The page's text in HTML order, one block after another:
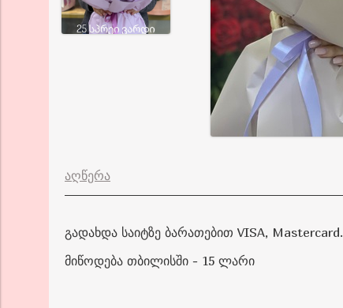
აღწერა
გადახდა საიტზე ბარათებით VISA, Mastercard.
მიწოდება თბილისში - 15 ლარი